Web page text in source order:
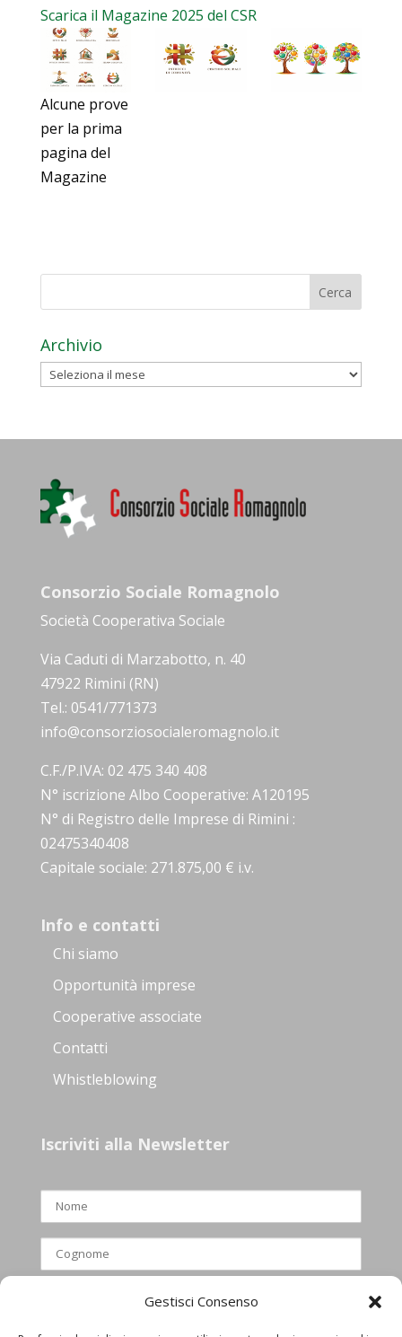
Gestisci Consenso
Scarica il Magazine 2025 del CSR
Alcune prove
per la prima
pagina del
Magazine
Archivio
Archivio
Consorzio Sociale Romagnolo
Società Cooperativa Sociale
Via Caduti di Marzabotto, n. 40
47922 Rimini (RN)
Tel.: 0541/771373
info@consorziosocialeromagnolo.it
C.F./P.IVA: 02 475 340 408
N° iscrizione Albo Cooperative: A120195
N° di Registro delle Imprese di Rimini :
02475340408
Capitale sociale: 271.875,00 € i.v.
Info e contatti
Chi siamo
Opportunità imprese
Cooperative associate
Contatti
Whistleblowing
Iscriviti alla Newsletter